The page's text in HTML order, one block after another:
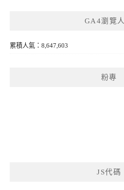
GA4瀏覽
累積人氣：8,647,603
粉專
JS代碼